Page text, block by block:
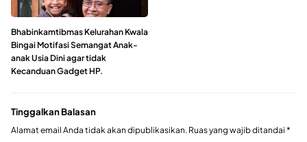
Bhabinkamtibmas Kelurahan Kwala
Bingai Motifasi Semangat Anak-
anak Usia Dini agar tidak
Kecanduan Gadget HP.
Tinggalkan Balasan
Alamat email Anda tidak akan dipublikasikan. Ruas yang wajib ditandai *